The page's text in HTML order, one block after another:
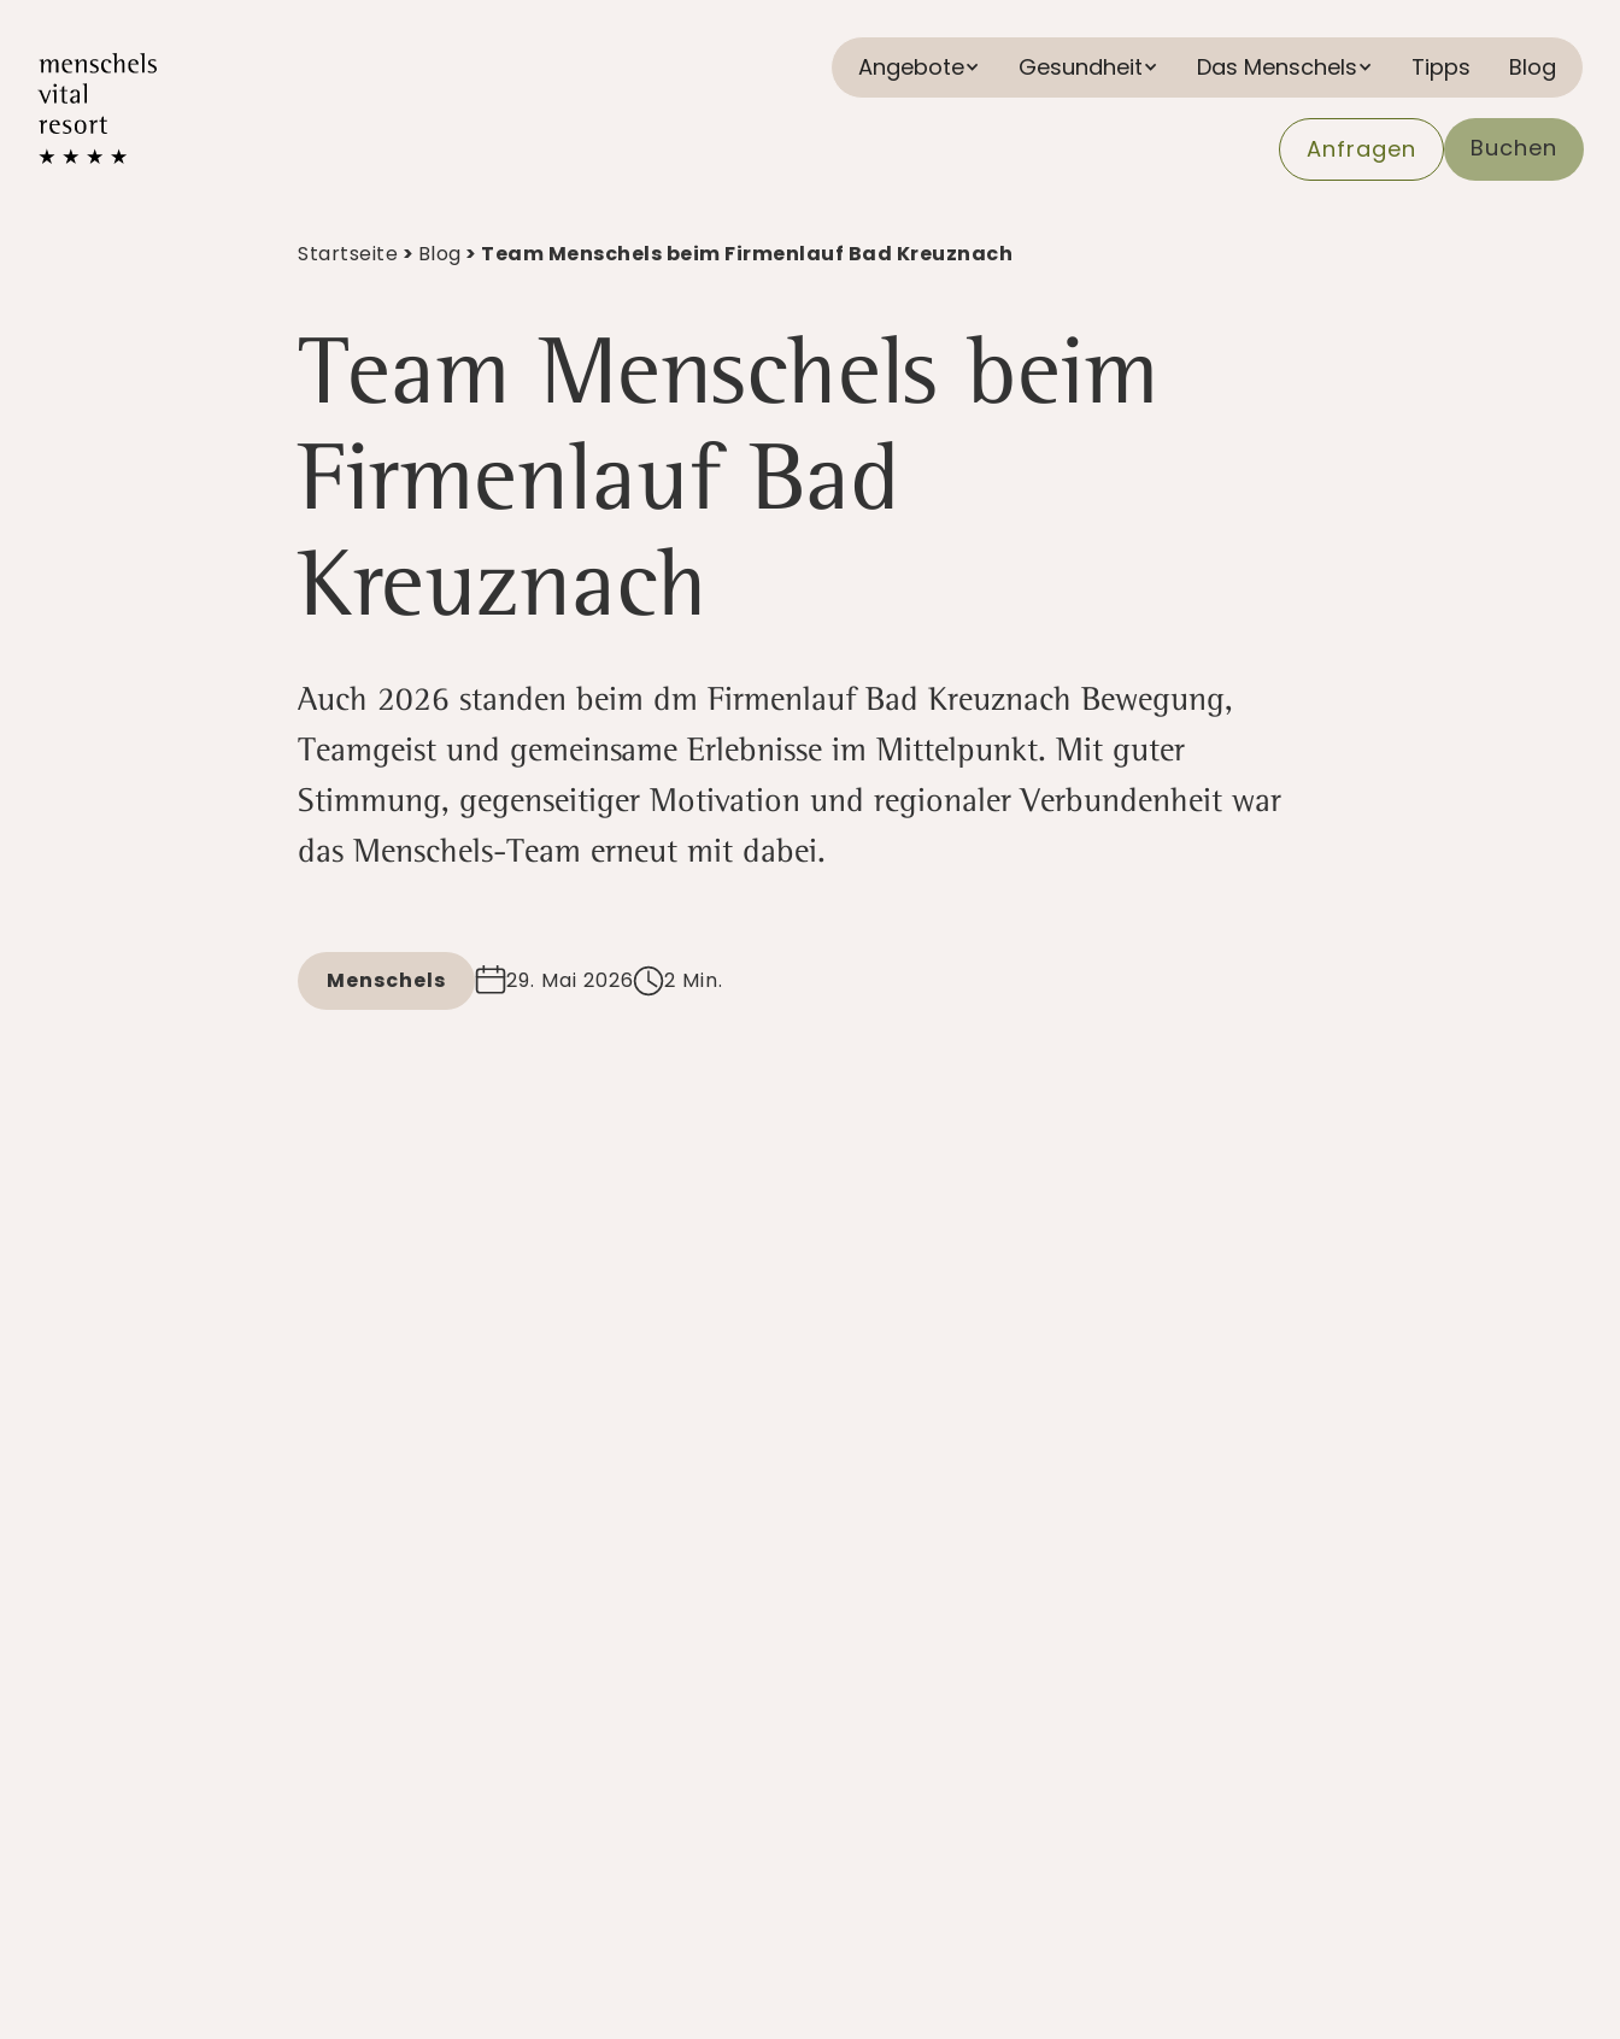
Angebote Gesundheit Das Menschels Tipps Blog
Anfragen Buchen
Startseite > Blog > Team Menschels beim Firmenlauf Bad Kreuznach
Team Menschels beim
Firmenlauf Bad
Kreuznach
Auch 2026 standen beim dm Firmenlauf Bad Kreuznach Bewegung,
Teamgeist und gemeinsame Erlebnisse im Mittelpunkt. Mit guter
Stimmung, gegenseitiger Motivation und regionaler Verbundenheit war
das Menschels-Team erneut mit dabei.
Menschels 29. Mai 2026 2 Min.